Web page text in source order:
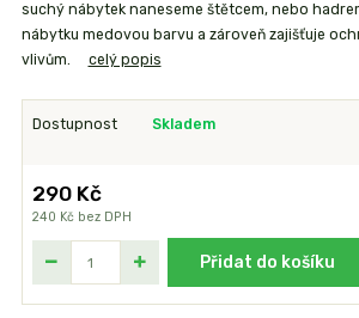
suchý nábytek naneseme štětcem, nebo
nábytku medovou barvu a zároveň zajišťuje
vlivům. celý popis
Dostupnost Skladem
290 Kč
240 Kč bez DPH
Přidat do košíku